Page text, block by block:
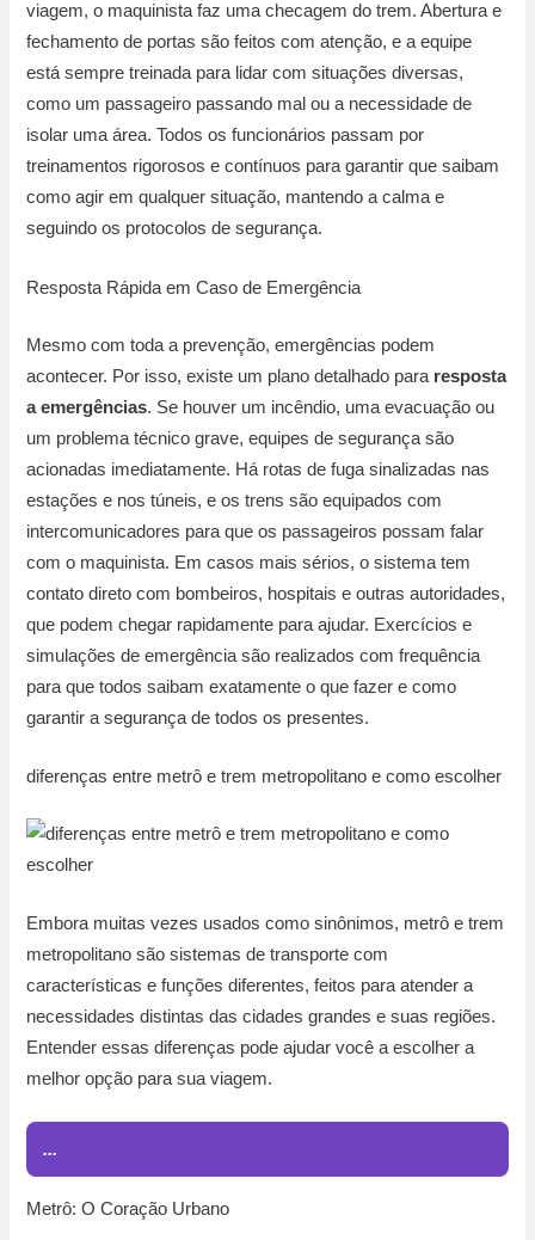
viagem, o maquinista faz uma checagem do trem. Abertura e
fechamento de portas são feitos com atenção, e a equipe
está sempre treinada para lidar com situações diversas,
como um passageiro passando mal ou a necessidade de
isolar uma área. Todos os funcionários passam por
treinamentos rigorosos e contínuos para garantir que saibam
como agir em qualquer situação, mantendo a calma e
seguindo os protocolos de segurança.
Resposta Rápida em Caso de Emergência
Mesmo com toda a prevenção, emergências podem
acontecer. Por isso, existe um plano detalhado para resposta
a emergências. Se houver um incêndio, uma evacuação ou
um problema técnico grave, equipes de segurança são
acionadas imediatamente. Há rotas de fuga sinalizadas nas
estações e nos túneis, e os trens são equipados com
intercomunicadores para que os passageiros possam falar
com o maquinista. Em casos mais sérios, o sistema tem
contato direto com bombeiros, hospitais e outras autoridades,
que podem chegar rapidamente para ajudar. Exercícios e
simulações de emergência são realizados com frequência
para que todos saibam exatamente o que fazer e como
garantir a segurança de todos os presentes.
diferenças entre metrô e trem metropolitano e como escolher
Embora muitas vezes usados como sinônimos, metrô e trem
metropolitano são sistemas de transporte com
características e funções diferentes, feitos para atender a
necessidades distintas das cidades grandes e suas regiões.
Entender essas diferenças pode ajudar você a escolher a
melhor opção para sua viagem.
...
Metrô: O Coração Urbano